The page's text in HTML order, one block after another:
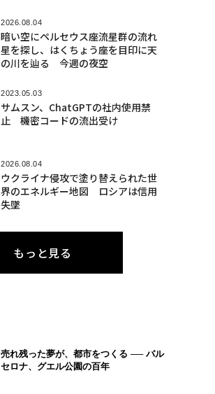
2026.08.04
暗い空にペルセウス座流星群の流れ
星を探し、はくちょう座を目印に天
の川を辿る 今週の夜空
2023.05.03
サムスン、ChatGPTの社内使用禁
止 機密コードの流出受け
2026.08.04
ウクライナ侵攻で塗り替えられた世
界のエネルギー地図 ロシアは信用
失墜
もっと見る
売れ残った夢が、都市をつくる ── バル
セロナ、グエル公園の百年